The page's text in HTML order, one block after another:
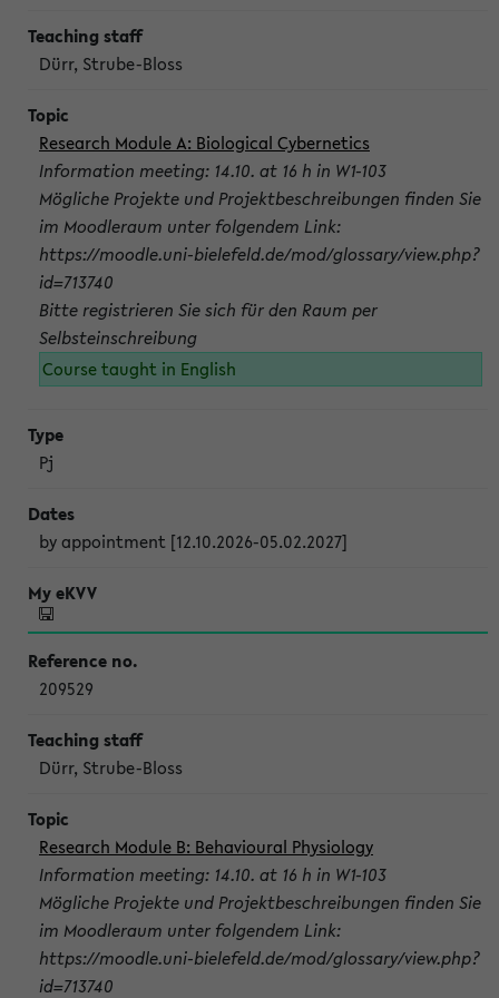
Dürr, Strube-Bloss
Research Module A: Biological Cybernetics
Information meeting: 14.10. at 16 h in W1-103
Mögliche Projekte und Projektbeschreibungen finden Sie
im Moodleraum unter folgendem Link:
https://moodle.uni-bielefeld.de/mod/glossary/view.php?
id=713740
Bitte registrieren Sie sich für den Raum per
Selbsteinschreibung
Course taught in English
Pj
by appointment [12.10.2026-05.02.2027]
209529
Dürr, Strube-Bloss
Research Module B: Behavioural Physiology
Information meeting: 14.10. at 16 h in W1-103
Mögliche Projekte und Projektbeschreibungen finden Sie
im Moodleraum unter folgendem Link:
https://moodle.uni-bielefeld.de/mod/glossary/view.php?
id=713740